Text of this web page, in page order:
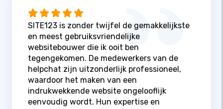
SITE123 is zonder twijfel de gemakkelijkste
en meest gebruiksvriendelijke
websitebouwer die ik ooit ben
tegengekomen. De medewerkers van de
helpchat zijn uitzonderlijk professioneel,
waardoor het maken van een
indrukwekkende website ongelooflijk
eenvoudig wordt. Hun expertise en